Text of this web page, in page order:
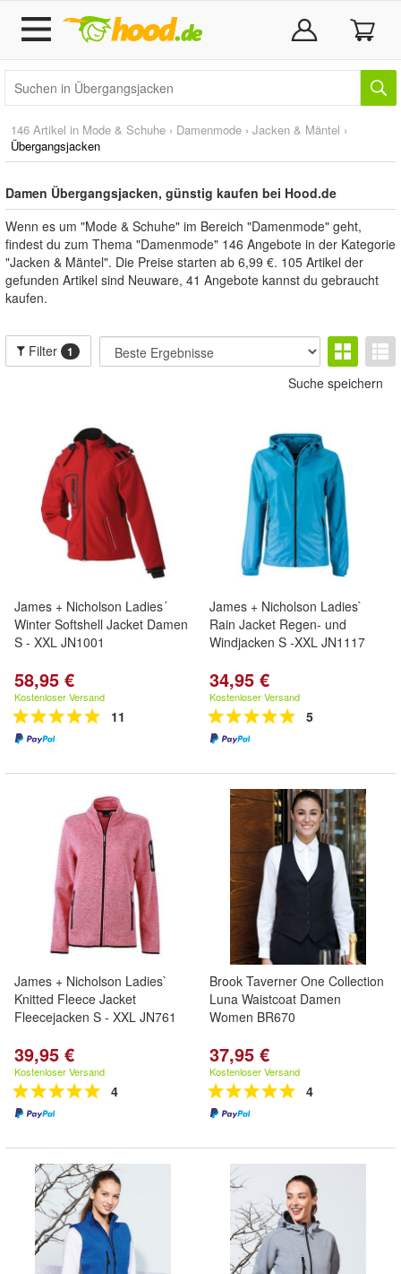
146 Artikel in Mode & Schuhe › Damenmode › Jacken & Mäntel ›
Übergangsjacken
Damen Übergangsjacken, günstig kaufen bei Hood.de
Wenn es um "Mode & Schuhe" im Bereich "Damenmode" geht,
findest du zum Thema "Damenmode" 146 Angebote in der Kategorie
"Jacken & Mäntel". Die Preise starten ab 6,99 €. 105 Artikel der
gefunden Artikel sind Neuware, 41 Angebote kannst du gebraucht
kaufen.
Filter 1
Suche speichern
James + Nicholson Ladies´
Winter Softshell Jacket Damen
S - XXL JN1001
58,95 €
Kostenloser Versand
11
James + Nicholson Ladies`
Rain Jacket Regen- und
Windjacken S -XXL JN1117
34,95 €
Kostenloser Versand
5
James + Nicholson Ladies`
Knitted Fleece Jacket
Fleecejacken S - XXL JN761
39,95 €
Kostenloser Versand
4
Brook Taverner One Collection
Luna Waistcoat Damen
Women BR670
37,95 €
Kostenloser Versand
4